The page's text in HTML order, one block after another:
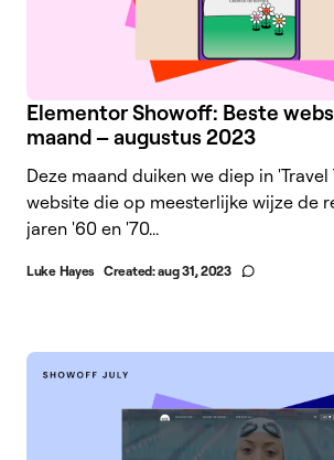
Elementor Showoff: Beste
maand – augustus 2023
Deze maand duiken we diep in 'Travel
website die op meesterlijke wijze de
jaren '60 en '70...
Luke Hayes Created:aug 31, 2023